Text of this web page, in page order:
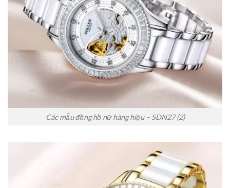
Các mẫu đồng hồ nữ hàng hiệu – SDN27 (2)